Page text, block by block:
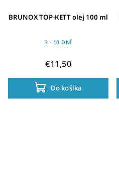
BRUNOX TOP-KETT olej 100 ml
3 - 10 DNÍ
€11,50
Do košíka